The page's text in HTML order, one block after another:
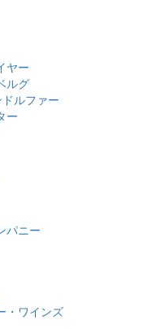
ヤー
ルグ
ルファー
ー
パニー
・ワインズ